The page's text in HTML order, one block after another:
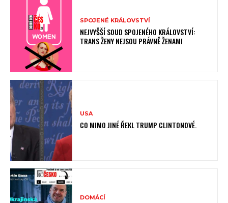
SPOJENÉ KRÁLOVSTVÍ
NEJVYŠŠÍ SOUD SPOJENÉHO KRÁLOVSTVÍ:
TRANS ŽENY NEJSOU PRÁVNĚ ŽENAMI
USA
CO MIMO JINÉ ŘEKL TRUMP CLINTONOVÉ.
DOMÁCÍ